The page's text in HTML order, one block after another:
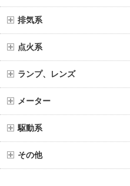
排気系
点火系
ランプ、レンズ
メーター
駆動系
その他